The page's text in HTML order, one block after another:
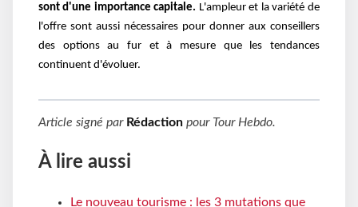
sont d'une importance capitale. L'ampleur et la variété de
l'offre sont aussi nécessaires pour donner aux conseillers
des options au fur et à mesure que les tendances
continuent d'évoluer.
Article signé par Rédaction pour Tour Hebdo.
À lire aussi
Le nouveau tourisme : les 3 mutations que